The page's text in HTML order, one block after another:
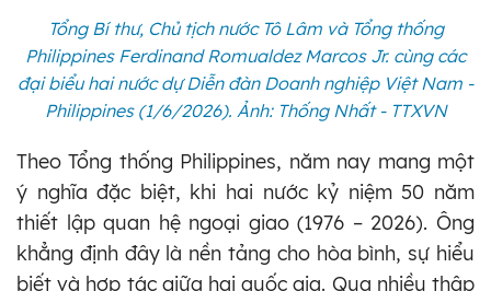
Tổng Bí thư, Chủ tịch nước Tô Lâm và Tổng thống
Philippines Ferdinand Romualdez Marcos Jr. cùng các
đại biểu hai nước dự Diễn đàn Doanh nghiệp Việt Nam -
Philippines (1/6/2026). Ảnh: Thống Nhất - TTXVN
Theo Tổng thống Philippines, năm nay mang một
ý nghĩa đặc biệt, khi hai nước kỷ niệm 50 năm
thiết lập quan hệ ngoại giao (1976 – 2026). Ông
khẳng định đây là nền tảng cho hòa bình, sự hiểu
biết và hợp tác giữa hai quốc gia. Qua nhiều thập